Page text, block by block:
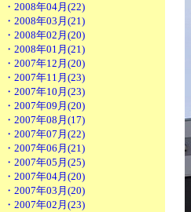
・2008年04月(22)
・2008年03月(21)
・2008年02月(20)
・2008年01月(21)
・2007年12月(20)
・2007年11月(23)
・2007年10月(23)
・2007年09月(20)
・2007年08月(17)
・2007年07月(22)
・2007年06月(21)
・2007年05月(25)
・2007年04月(20)
・2007年03月(20)
・2007年02月(23)